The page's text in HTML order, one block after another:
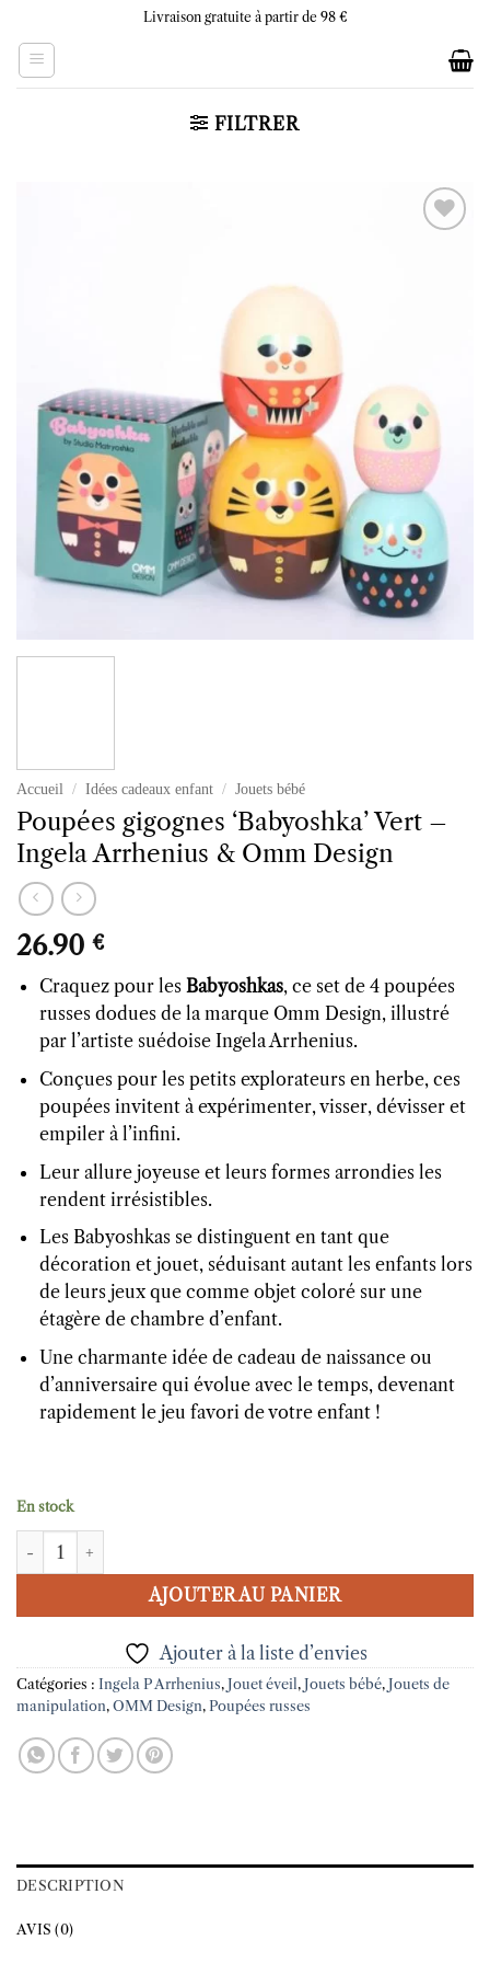
content
Livraison gratuite à partir de 98 €
FILTRER
Accueil / Idées cadeaux enfant / Jouets bébé
Poupées gigognes ‘Babyoshka’ Vert –
Ingela Arrhenius & Omm Design
26.90 €
Craquez pour lesBabyoshkas, ce set de 4 poupées
russes dodues de la marque Omm Design, illustré
par l’artiste suédoise Ingela Arrhenius.
Conçues pour les petits explorateurs en herbe, ces
poupées invitent à expérimenter, visser, dévisser et
empiler à l’infini.
Leur allure joyeuse et leurs formes arrondies les
rendent irrésistibles.
Les Babyoshkas se distinguent en tant que
décoration et jouet, séduisant autant les enfants lors
de leurs jeux que comme objet coloré sur une
étagère de chambre d’enfant.
Une charmante idée de cadeau de naissance ou
d’anniversaire qui évolue avec le temps, devenant
rapidement le jeu favori de votre enfant !
En stock
quantité de Poupées gigognes 'Babyoshka' Vert - Ingela
AJOUTER AU PANIER
Ajouter à la liste d’envies
Catégories : Ingela P Arrhenius, Jouet éveil, Jouets bébé, Jouets de
manipulation, OMM Design, Poupées russes
DESCRIPTION
AVIS (0)